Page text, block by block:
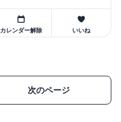
カレンダー解除 いいね
次のページ